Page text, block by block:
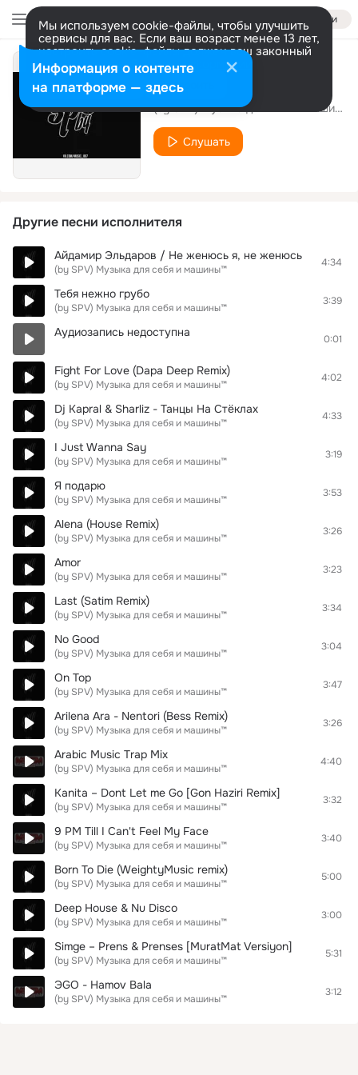
Войти
Мы используем cookie-файлы, чтобы улучшить
сервисы для вас. Если ваш возраст менее 13 лет,
настроить cookie-файлы должен ваш законный
представитель. Больше информации
Разрешить все Настроить
Облака
(by SPV) Музыка для себя и машины™
Слушать
Другие песни исполнителя
Айдамир Эльдаров / Не женюсь я, не женюсь
(by SPV) Музыка для себя и машины™
4:34
Тебя нежно грубо
(by SPV) Музыка для себя и машины™
3:39
Аудиозапись недоступна 0:01
Fight For Love (Dapa Deep Remix)
(by SPV) Музыка для себя и машины™
4:02
Dj Kapral & Sharliz - Танцы На Стёклах
(by SPV) Музыка для себя и машины™
4:33
I Just Wanna Say
(by SPV) Музыка для себя и машины™
3:19
Я подарю
(by SPV) Музыка для себя и машины™
3:53
Alena (House Remix)
(by SPV) Музыка для себя и машины™
3:26
Amor
(by SPV) Музыка для себя и машины™
3:23
Last (Satim Remix)
(by SPV) Музыка для себя и машины™
3:34
No Good
(by SPV) Музыка для себя и машины™
3:04
On Top
(by SPV) Музыка для себя и машины™
3:47
Arilena Ara - Nentori (Bess Remix)
(by SPV) Музыка для себя и машины™
3:26
Arabic Music Trap Mix
(by SPV) Музыка для себя и машины™
4:40
Kanita – Dont Let me Go [Gon Haziri Remix]
(by SPV) Музыка для себя и машины™
3:32
9 PM Till I Can't Feel My Face
(by SPV) Музыка для себя и машины™
3:40
Born To Die (WeightyMusic remix)
(by SPV) Музыка для себя и машины™
5:00
Deep House & Nu Disco
(by SPV) Музыка для себя и машины™
3:00
Simge – Prens & Prenses [MuratMat Versiyon]
(by SPV) Музыка для себя и машины™
5:31
ЭGO - Hamov Bala
(by SPV) Музыка для себя и машины™
3:12
Информация о контенте
на платформе — здесь